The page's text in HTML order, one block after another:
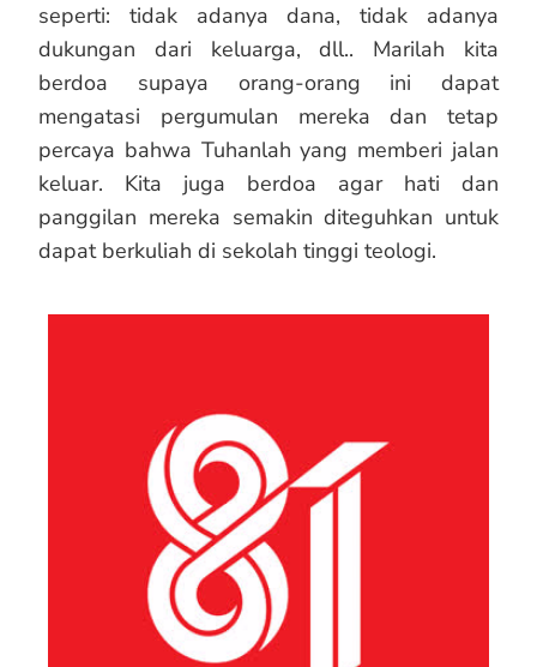
seperti: tidak adanya dana, tidak adanya
dukungan dari keluarga, dll.. Marilah kita
berdoa supaya orang-orang ini dapat
mengatasi pergumulan mereka dan tetap
percaya bahwa Tuhanlah yang memberi jalan
keluar. Kita juga berdoa agar hati dan
panggilan mereka semakin diteguhkan untuk
dapat berkuliah di sekolah tinggi teologi.